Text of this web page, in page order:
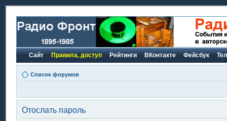
Сайт Правила, доступ Рейтинги ВКонтакте Фейсбук
Список форумов
Отослать пароль